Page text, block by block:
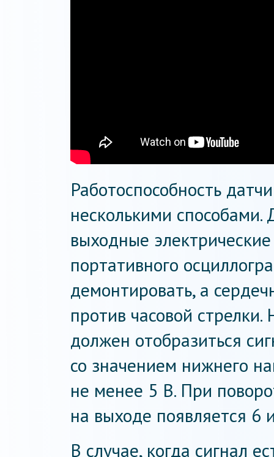
Работоспособность
несколькими
выходные
портативного
демонтировать, а
против часовой
должен отобразиться
со значением нижнего
не менее 5 В. При
на выходе появляется 6
В случае, когда сигнал